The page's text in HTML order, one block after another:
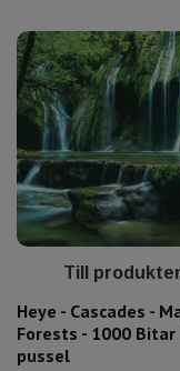
Till
Heye - Cascades -
Forests - 1000 Bitar
pussel